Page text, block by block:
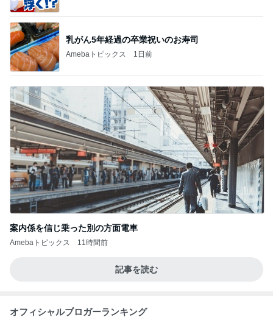
乳がん5年経過の卒業祝いのお寿司
Amebaトピックス 1日前
案内係を信じ乗った別の方面電車
Amebaトピックス 11時間前
記事を読む
オフィシャルブロガーランキング